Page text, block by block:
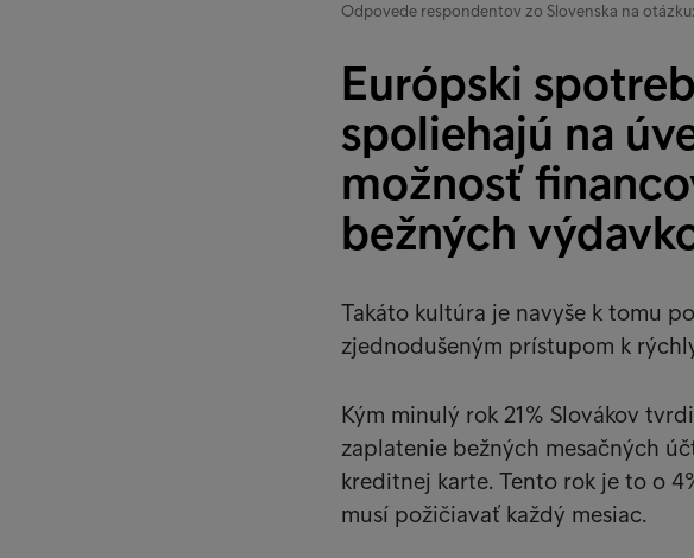
Odpovede respondentov zo Slovenska na
Európski
spoliehajú na
možnosť
bežných
Takáto kultúra je navyše k tomu
zjednodušeným prístupom k
Kým minulý rok 21% Slovákov
zaplatenie bežných mesačných
kreditnej karte. Tento rok je to o
musí požičiavať každý mesiac.